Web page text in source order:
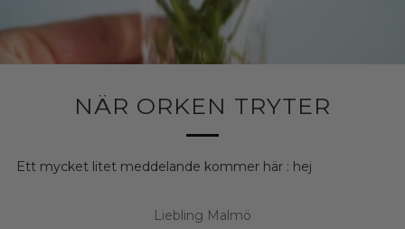
NÄR ORKEN TRYTER
Ett mycket litet meddelande kommer här : hej
Liebling Malmö